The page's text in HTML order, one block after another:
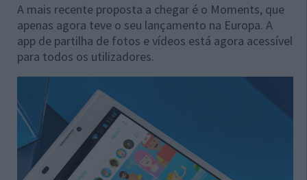
A mais recente proposta a chegar é o Moments, que
apenas agora teve o seu lançamento na Europa. A
app de partilha de fotos e vídeos está agora acessível
para todos os utilizadores.